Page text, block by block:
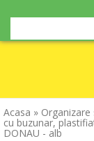
Acasa » Organizare
cu buzunar,
DONAU - alb